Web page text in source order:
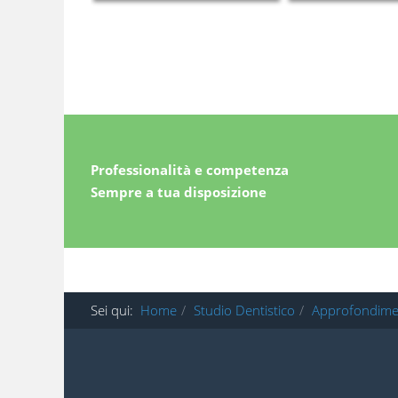
Professionalità e competenza
Sempre a tua disposizione
Sei qui: Home Studio Dentistico